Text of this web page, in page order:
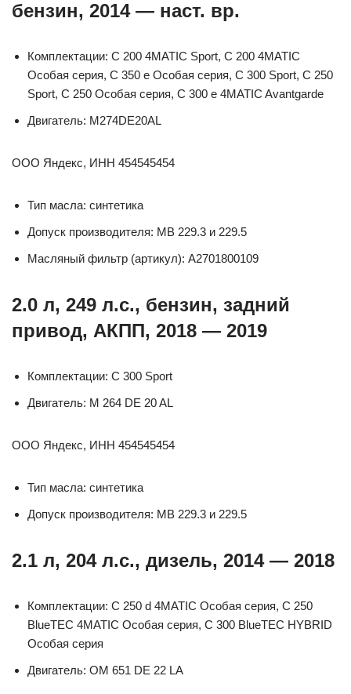
бензин, 2014 — наст. вр.
Комплектации: C 200 4MATIC Sport, C 200 4MATIC
Особая серия, C 350 e Особая серия, C 300 Sport, C 250
Sport, C 250 Особая серия, C 300 e 4MATIC Avantgarde
Двигатель: M274DE20AL
ООО Яндекс, ИНН 454545454
Тип масла: синтетика
Допуск производителя: MB 229.3 и 229.5
Масляный фильтр (артикул): A2701800109
2.0 л, 249 л.с., бензин, задний
привод, АКПП, 2018 — 2019
Комплектации: C 300 Sport
Двигатель: M 264 DE 20 AL
ООО Яндекс, ИНН 454545454
Тип масла: синтетика
Допуск производителя: MB 229.3 и 229.5
2.1 л, 204 л.с., дизель, 2014 — 2018
Комплектации: C 250 d 4MATIC Особая серия, C 250
BlueTEC 4MATIC Особая серия, C 300 BlueTEC HYBRID
Особая серия
Двигатель: OM 651 DE 22 LA